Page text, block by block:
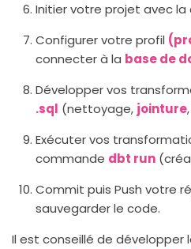
Initier votre projet avec
Configurer votre profil
connecter à la base de
Développer vos
.sql (nettoyage, jointure
Exécuter vos
commande dbt run
Commit puis Push votre
sauvegarder le code.
Il est conseillé de développer